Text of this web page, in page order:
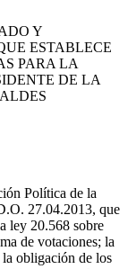
Y
ESTABLECE
PARA LA
DE LA
Política de la
27.04.2013, que
ley 20.568 sobre
de votaciones; la
obligación de los